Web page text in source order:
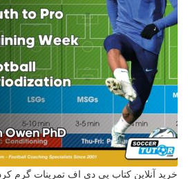
خرید آنلاین کتاب پی دی اف تمرینات گرم